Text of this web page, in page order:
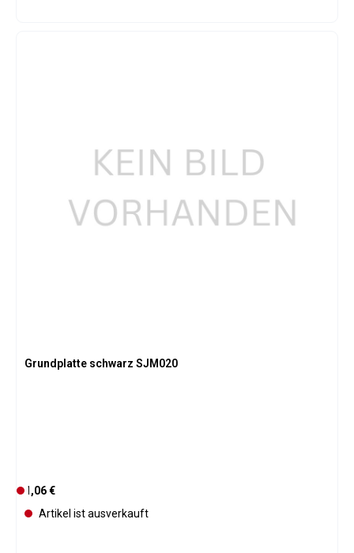
Grundplatte schwarz SJM020
Regulärer Preis:
D
e
1,06 €
Artikel ist ausverkauft